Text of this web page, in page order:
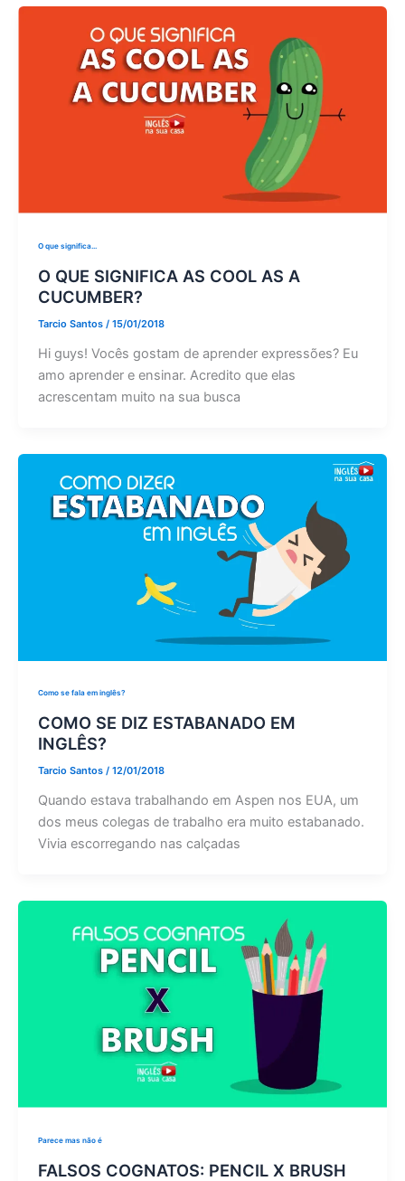
O que significa...
O QUE SIGNIFICA AS COOL AS A
CUCUMBER?
Tarcio Santos / 15/01/2018
Hi guys! Vocês gostam de aprender expressões? Eu
amo aprender e ensinar. Acredito que elas
acrescentam muito na sua busca
Como se fala em inglês?
COMO SE DIZ ESTABANADO EM
INGLÊS?
Tarcio Santos / 12/01/2018
Quando estava trabalhando em Aspen nos EUA, um
dos meus colegas de trabalho era muito estabanado.
Vivia escorregando nas calçadas
Parece mas não é
FALSOS COGNATOS: PENCIL X BRUSH